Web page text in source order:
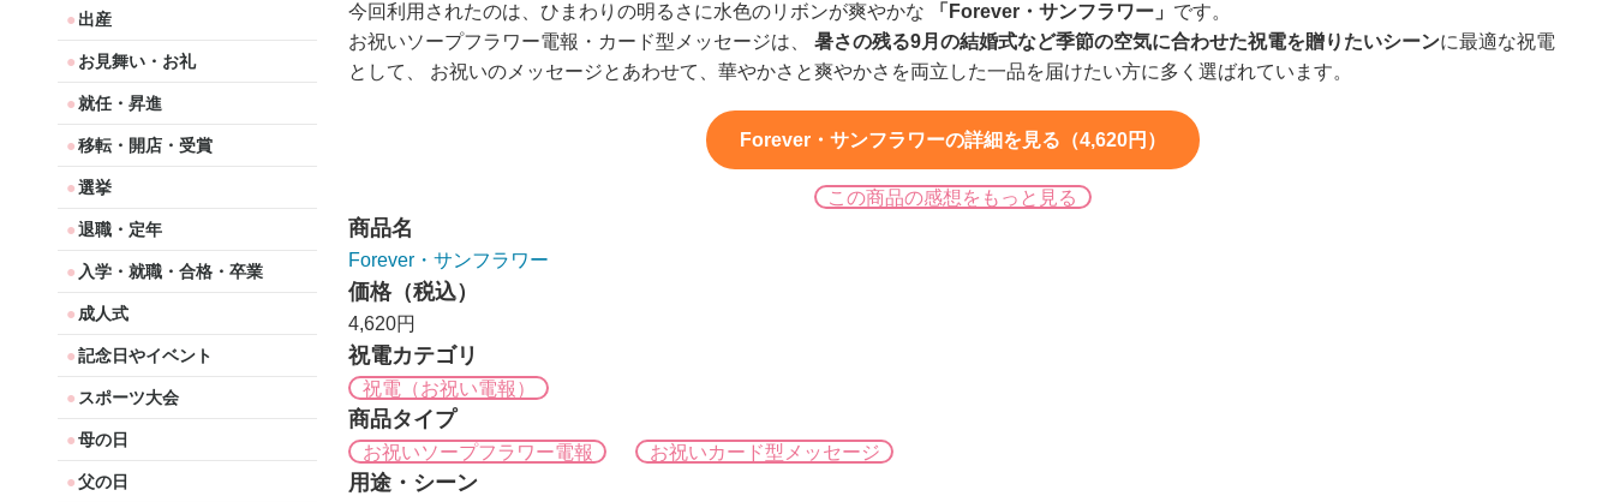
出産
お見舞い・お礼
就任・昇進
移転・開店・受賞
選挙
退職・定年
入学・就職・合格・卒業
成人式
記念日やイベント
スポーツ大会
母の日
父の日
今回利用されたのは、ひまわりの明るさに水色のリボンが爽やかな 「Forever・サンフラワー」 です。
お祝いソープフラワー電報・カード型メッセージは、 暑さの残る9月の結婚式など季節の空気に合わせた祝電を贈りたいシーンに最適な祝電
として、 お祝いのメッセージとあわせて、華やかさと爽やかさを両立した一品を届けたい方に多く選ばれています。
Forever・サンフラワーの詳細を見る（4,620円）
この商品の感想をもっと見る
商品名
Forever・サンフラワー
価格（税込）
4,620円
祝電カテゴリ
祝電（お祝い電報）
商品タイプ
お祝いソープフラワー電報 お祝いカード型メッセージ
用途・シーン